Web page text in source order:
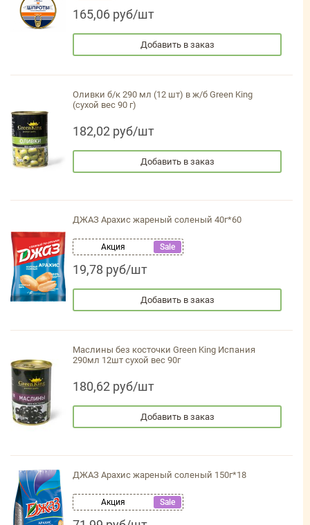
165,06 руб/шт
Добавить в заказ
Оливки б/к 290 мл (12 шт) в ж/б Green King
(сухой вес 90 г)
182,02 руб/шт
Добавить в заказ
ДЖАЗ Арахис жареный соленый 40г*60
Акция Sale
19,78 руб/шт
Добавить в заказ
Маслины без косточки Green King Испания
290мл 12шт сухой вес 90г
180,62 руб/шт
Добавить в заказ
ДЖАЗ Арахис жареный соленый 150г*18
Акция Sale